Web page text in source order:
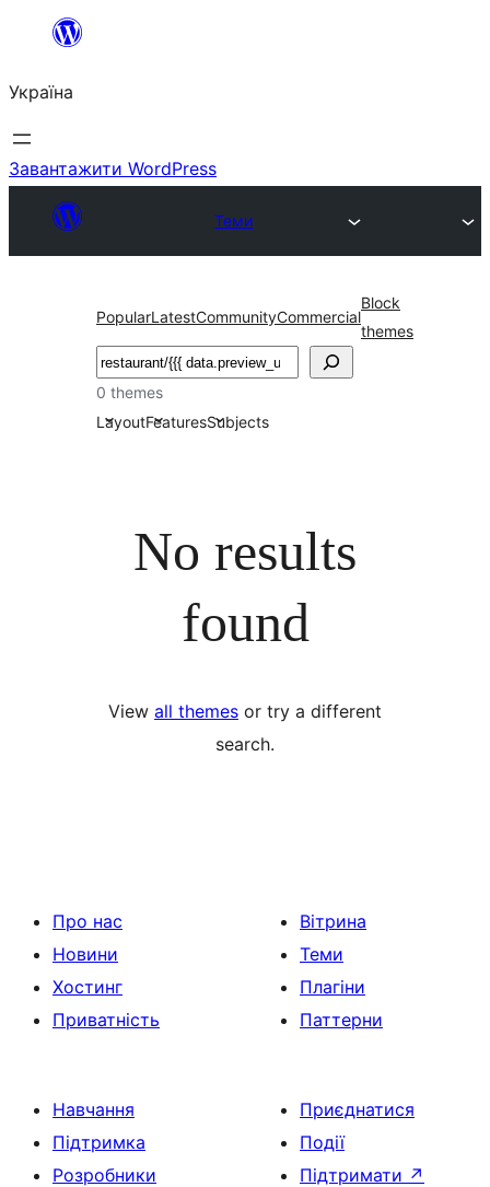
Перейти
вмісту
Україна
Завантажити WordPress
Теми
PopularLatestCommunityCommercial
Block
themes
Пошук
0 themes
LayoutFeaturesSubjects
No results
found
View all themes or try a different
search.
Про нас
Новини
Хостинг
Приватність
Вітрина
Теми
Плагіни
Паттерни
Навчання
Підтримка
Розробники
Приєднатися
Події
Підтримати ↗